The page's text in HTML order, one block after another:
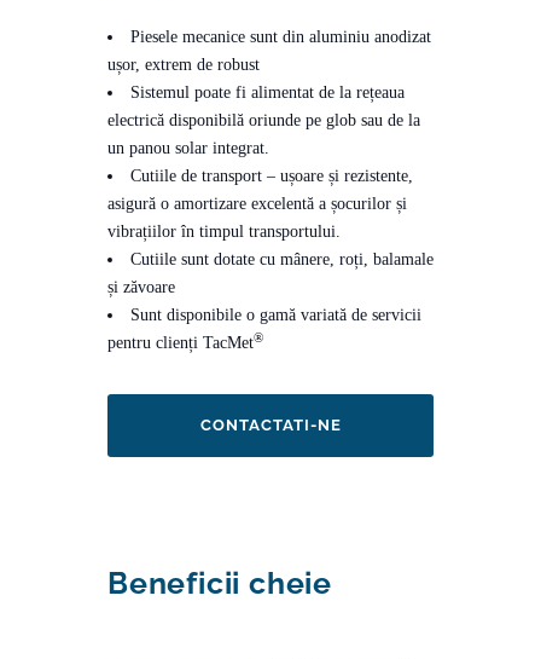
CONTACTATI-NE
Piesele mecanice sunt din aluminiu anodizat
ușor, extrem de robust
Sistemul poate fi alimentat de la rețeaua
electrică disponibilă oriunde pe glob sau de la
un panou solar integrat.
Cutiile de transport – ușoare și rezistente,
asigură o amortizare excelentă a șocurilor și
vibrațiilor în timpul transportului.
Cutiile sunt dotate cu mânere, roți, balamale
și zăvoare
Sunt disponibile o gamă variată de servicii
pentru clienți TacMet®
Beneficii cheie